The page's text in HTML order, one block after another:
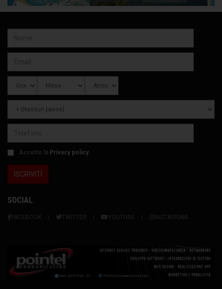
Accetto la Privacy policy
SOCIAL
FACEBOOK TWITTER YOUTUBE INSTAGRAM